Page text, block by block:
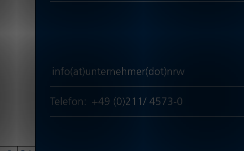
info(at)unternehmer(dot)nrw
Telefon: +49 (0)211/ 4573-0